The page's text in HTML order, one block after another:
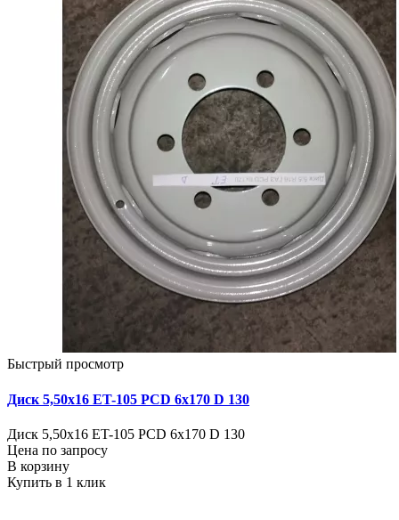
Быстрый просмотр
Диск 5,50х16 ET-105 PCD 6x170 D 130
Диск 5,50х16 ET-105 PCD 6x170 D 130
Цена по запросу
В корзину
Купить в 1 клик